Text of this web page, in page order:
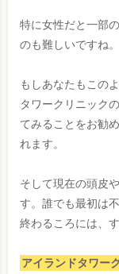
特に女性だと一部
のも難しいですね。
もしあなたもこの
タワークリニック
てみることをお勧
れます。
そして現在の頭皮
す。誰でも最初は
終わるころには、
アイランドタワー